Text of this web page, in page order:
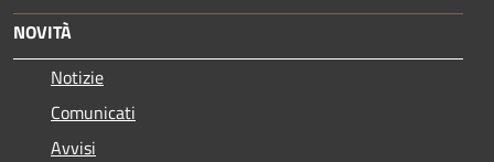
NOVITÀ
Notizie
Comunicati
Avvisi